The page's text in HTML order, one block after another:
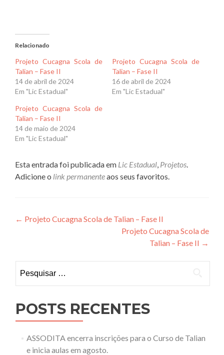
Relacionado
Projeto Cucagna Scola de
Talian – Fase II
14 de abril de 2024
Em "Lic Estadual"
Projeto Cucagna Scola de
Talian – Fase II
16 de abril de 2024
Em "Lic Estadual"
Projeto Cucagna Scola de
Talian – Fase II
14 de maio de 2024
Em "Lic Estadual"
Esta entrada foi publicada em Lic Estadual, Projetos.
Adicione o link permanenteaos seus favoritos.
Navegação
Post
← Projeto Cucagna Scola de Talian – Fase II
Projeto Cucagna Scola de
Talian – Fase II →
por:
POSTS RECENTES
ASSODITA encerra inscrições para o Curso de Talian
e inicia aulas em agosto.